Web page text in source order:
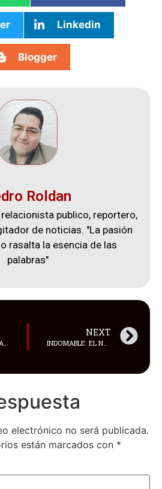
Linkedin
Blogger
Roldan
publico, reportero,
de noticias. "La pasión
rasalta la esencia de las
palabras"
VISITANDO A MI AMIGO CARLOS ANDINO LOZANO
NEXT
electrónico no será publicada.
están marcados con *